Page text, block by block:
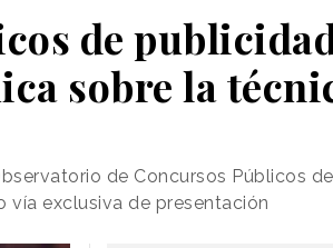
de
sobre la
de Concursos Públicos
exclusiva de presentación